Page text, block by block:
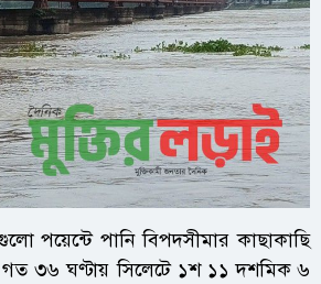
পয়েন্টে পানি বিপদসীমার কাছাকাছি
গত ৩৬ ঘণ্টায় সিলেটে ১শ ১১ দশমিক ৬